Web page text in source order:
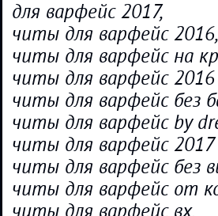
для варфейс 2017,
читы для варфейс 2016,
читы для варфейс на
читы для варфейс 2016
читы для варфейс без
читы для варфейс by
читы для варфейс 2017
читы для варфейс без
читы для варфейс от
читы для варфейс вх,